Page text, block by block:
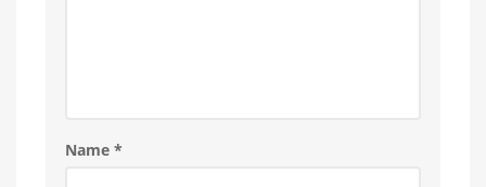
Name *